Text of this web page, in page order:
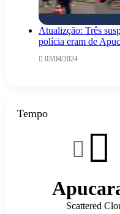
Atualizção: Três
polícia eram de
03/04/2024
Tempo
Scattered